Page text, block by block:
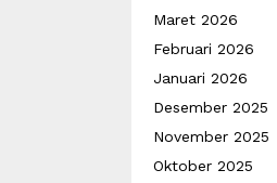
Maret 2026
Februari 2026
Januari 2026
Desember 2025
November 2025
Oktober 2025